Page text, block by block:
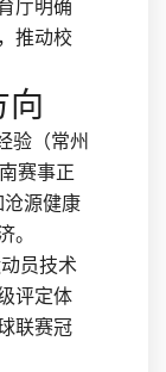
厅明确
推动校
向
验（常州
赛事正
沧源健康
。
员技术
评定体
联赛冠